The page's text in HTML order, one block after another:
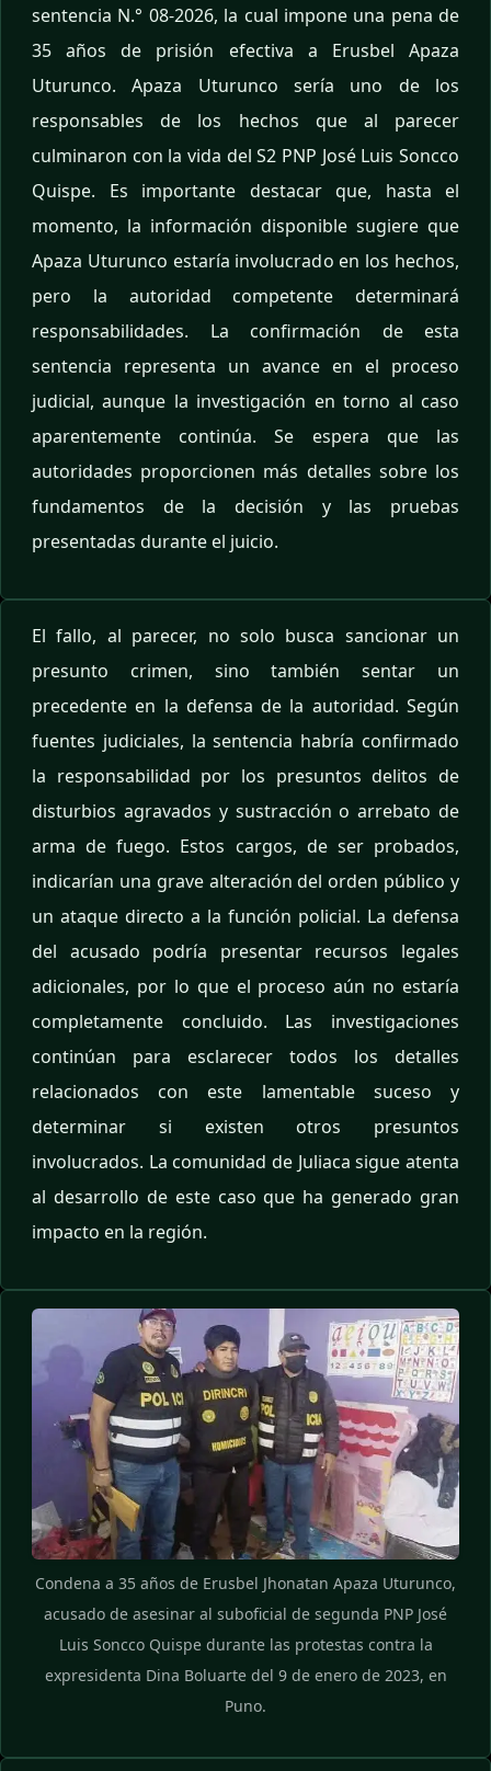
sentencia N.° 08-2026, la cual impone una pena de
35 años de prisión efectiva a Erusbel Apaza
Uturunco. Apaza Uturunco sería uno de los
responsables de los hechos que al parecer
culminaron con la vida del S2 PNP José Luis Soncco
Quispe. Es importante destacar que, hasta el
momento, la información disponible sugiere que
Apaza Uturunco estaría involucrado en los hechos,
pero la autoridad competente determinará
responsabilidades. La confirmación de esta
sentencia representa un avance en el proceso
judicial, aunque la investigación en torno al caso
aparentemente continúa. Se espera que las
autoridades proporcionen más detalles sobre los
fundamentos de la decisión y las pruebas
presentadas durante el juicio.
El fallo, al parecer, no solo busca sancionar un
presunto crimen, sino también sentar un
precedente en la defensa de la autoridad. Según
fuentes judiciales, la sentencia habría confirmado
la responsabilidad por los presuntos delitos de
disturbios agravados y sustracción o arrebato de
arma de fuego. Estos cargos, de ser probados,
indicarían una grave alteración del orden público y
un ataque directo a la función policial. La defensa
del acusado podría presentar recursos legales
adicionales, por lo que el proceso aún no estaría
completamente concluido. Las investigaciones
continúan para esclarecer todos los detalles
relacionados con este lamentable suceso y
determinar si existen otros presuntos
involucrados. La comunidad de Juliaca sigue atenta
al desarrollo de este caso que ha generado gran
impacto en la región.
Condena a 35 años de Erusbel Jhonatan Apaza Uturunco,
acusado de asesinar al suboficial de segunda PNP José
Luis Soncco Quispe durante las protestas contra la
expresidenta Dina Boluarte del 9 de enero de 2023, en
Puno.